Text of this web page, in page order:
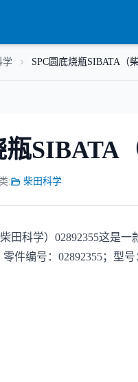
学 SPC圆底烧瓶SIBATA（
瓶SIBATA
: 柴田科学
田科学）02892355这是
件编号：02892355；型